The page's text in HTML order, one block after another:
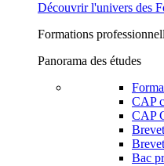
Découvrir l'univers des
Formations
Panorama des études
CAP
CAP
Bac